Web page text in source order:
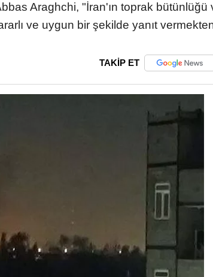
Araghchi, "İran'ın toprak
ve uygun bir şekilde yanıt
TAKİP ET